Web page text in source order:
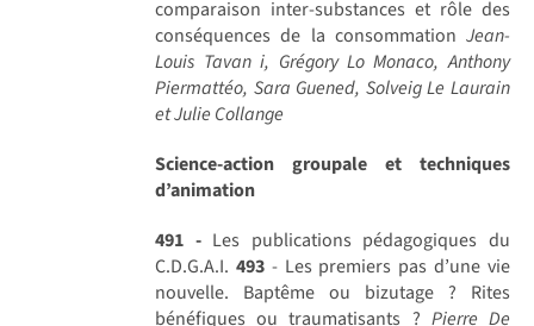
comparaison inter-substances et rôle des
conséquences de la consommation Jean-
Louis Tavan i, Grégory Lo Monaco, Anthony
Piermattéo, Sara Guened, Solveig Le Laurain
et Julie Collange
Science-action groupale et techniques
d’animation
491 -Les publications pédagogiques du
C.D.G.A.I. 493- Les premiers pas d’une vie
nouvelle. Baptême ou bizutage ? Rites
bénéfiques ou traumatisants ? Pierre De